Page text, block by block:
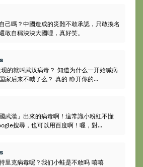
己嗎？中國造成的災難不敢承認，只敢換名
敢自稱泱泱大國哩，真好笑。
的就叫武汉病毒？ 知道为什么一开始喊病
家后来不喊了么？ 真的 睁开你的...
武漢」出來的病毒啊！這常識小粉紅不懂
搜尋，也可以用百度啊！喔，對...
里克病毒呢？我们小蛙是不敢吗 嘻嘻